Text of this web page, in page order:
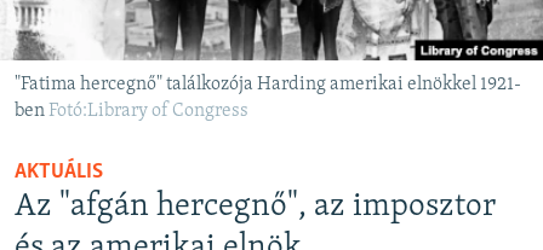
keresésre
NER15
SZABADON
TÁRSADALOM
DEMOKRÁCIA
A PÉNZ NYOMÁBAN
EURÓPAI UNIÓ
"Fatima hercegnő" találkozója Harding amerikai elnökkel 1921-
benFotó:Library of Congress
AKTUÁLIS
Az "afgán hercegnő", az imposztor
Feliratkozás